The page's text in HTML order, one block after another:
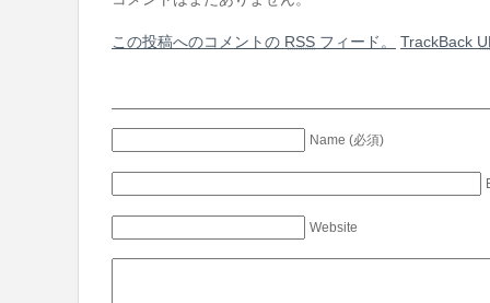
この投稿へのコメントの RSS フィード。 TrackBack
Name (必須)
Website